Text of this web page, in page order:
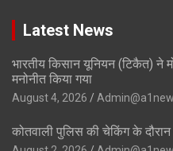
Latest News
भारतीय किसान यूनियन (टिकैत) ने
मनोनीत किया गया
August 4, 2026
कोतवाली पुलिस की चेकिंग के